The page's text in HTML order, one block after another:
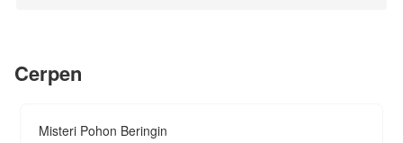
Cerpen
Misteri Pohon Beringin